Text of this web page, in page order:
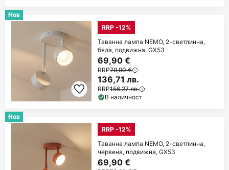
Нов
RRP -12%
Таванна лампа NEMO, 2-светлинна,
бяла, подвижна, GX53
69,90 €
RRP79,90 €
136,71 лв.
RRP156,27 лв.
В наличност
Нов
RRP -12%
Таванна лампа NEMO, 2-светлинна,
червена, подвижна, GX53
69,90 €